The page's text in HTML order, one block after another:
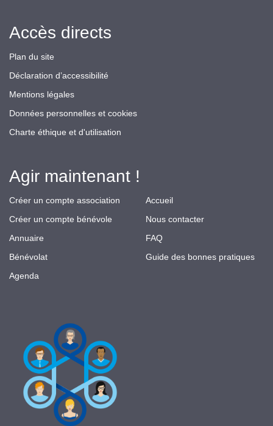
Accès directs
Plan du site
Déclaration d’accessibilité
Mentions légales
Données personnelles et cookies
Charte éthique et d'utilisation
Agir maintenant !
Créer un compte association
Créer un compte bénévole
Annuaire
Bénévolat
Agenda
Accueil
Nous contacter
FAQ
Guide des bonnes pratiques